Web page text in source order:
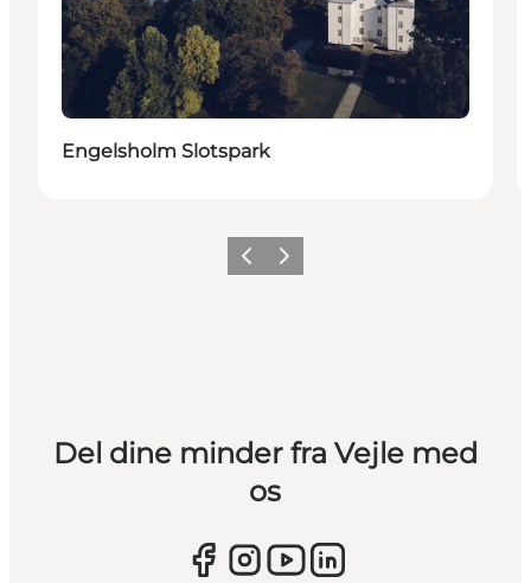
Engelsholm Slotspark
ForrigeNæste
Del dine minder fra Vejle med
os